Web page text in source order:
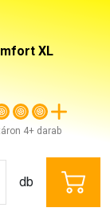
XL
4+ darab
db